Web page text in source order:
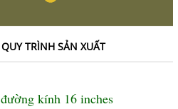
QUY TRÌNH SẢN XUẤT
đường kính 16 inches